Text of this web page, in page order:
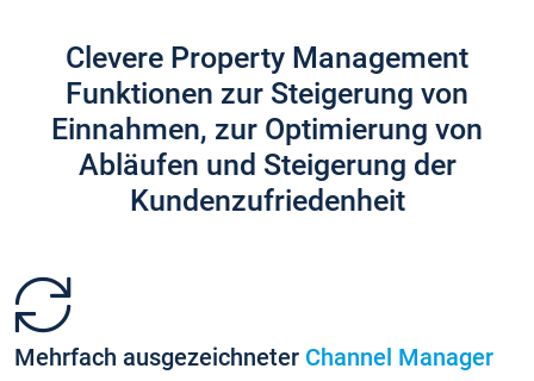
Clevere Property Management
Funktionen zur Steigerung von
Einnahmen, zur Optimierung von
Abläufen und Steigerung der
Kundenzufriedenheit
Mehrfach ausgezeichneter Channel Manager